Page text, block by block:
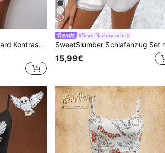
SHEIN Leopard Jacquard Kontrast Paspel Satin Bluse & Shorts Pyjama Set
#Sexy Nachtwäsche
15,99€